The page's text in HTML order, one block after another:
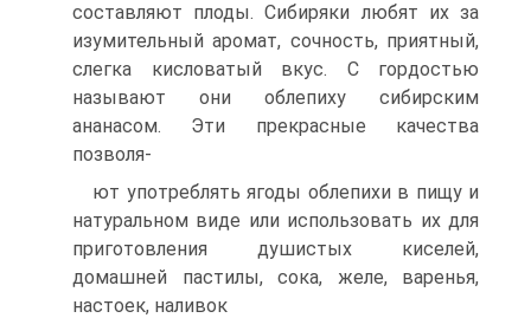
составляют плоды. Сибиряки любят их за
изумительный аромат, сочность, приятный,
слегка кисловатый вкус. С гордостью
называют они облепиху сибирским
ананасом. Эти прекрасные качества
позволя-
ют употреблять ягоды облепихи в пищу и
натуральном виде или использовать их для
приготовления душистых киселей,
домашней пастилы, сока, желе, варенья,
настоек, наливок